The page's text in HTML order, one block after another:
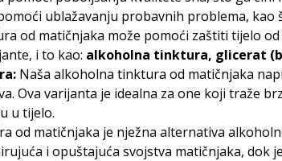
ublažavanju probavnih problema,
od matičnjaka može pomoći zaštiti tijelo
i to kao: alkoholna tinktura, glicerat
Naša alkoholna tinktura od matičnjaka
Ova varijanta je idealna za one koji traže
u tijelo.
od matičnjaka je nježna alternativa
i opuštajuća svojstva matičnjaka, dok